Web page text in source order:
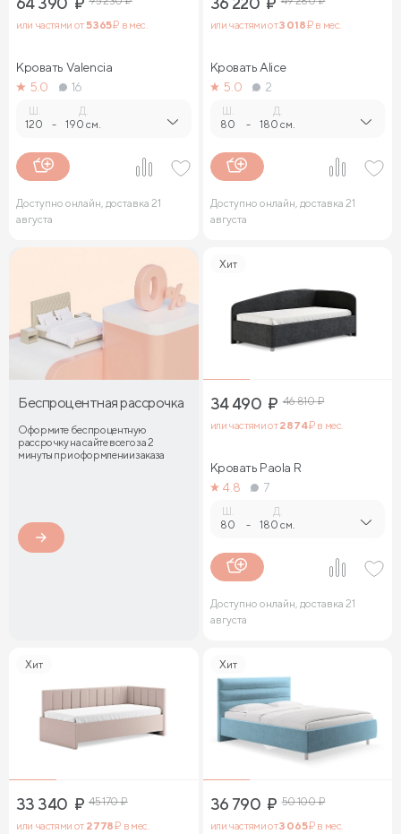
или частями от5 365₽ в мес.
Кровать Valencia
5.0
16
120 -
Д.
190 см.
Доступно онлайн, доставка 21
августа
или частями от3 018₽ в мес.
Кровать Alice
5.0
2
80 -
Д.
180 см.
Доступно онлайн, доставка 21
августа
Беспроцентная рассрочка
Оформите беспроцентную
рассрочку на сайте всего за 2
минуты при оформлении заказа
Хит
34 490 ₽ 46 810₽
или частями от2 874₽ в мес.
Кровать Paola R
4.8
7
80 -
Д.
180 см.
Доступно онлайн, доставка 21
августа
Хит
33 340 ₽ 45 170₽
или частями от 2 778₽ в мес.
Хит
36 790 ₽ 50 100₽
или частями от3 065₽ в мес.